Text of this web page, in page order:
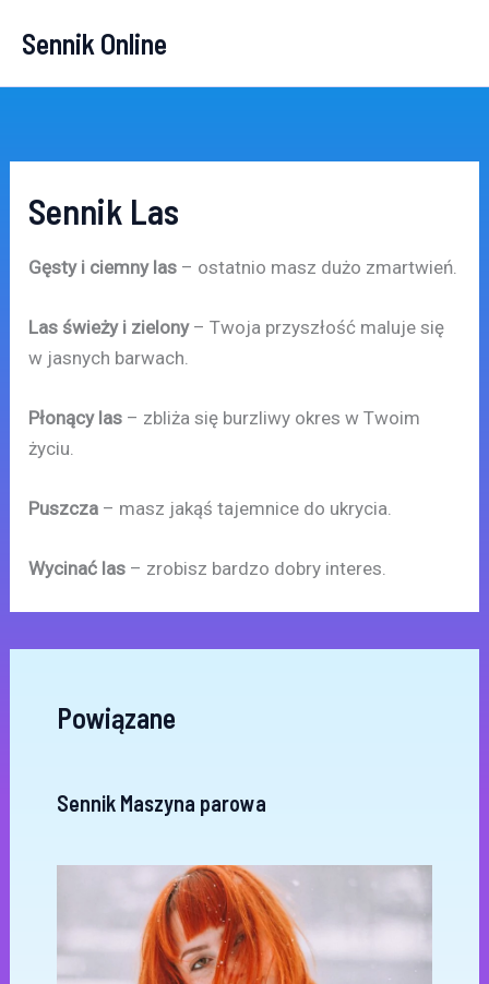
Sennik Online
Sennik Las
Gęsty i ciemny las – ostatnio masz dużo zmartwień.
Las świeży i zielony– Twoja przyszłość maluje się
w jasnych barwach.
Płonący las – zbliża się burzliwy okres w Twoim
życiu.
Puszcza – masz jakąś tajemnice do ukrycia.
Wycinać las – zrobisz bardzo dobry interes.
Powiązane
Sennik Maszyna parowa